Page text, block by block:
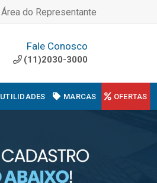
Área do Representante
Fale Conosco
(11)2030-3000
UTILIDADES MARCAS OFERTAS